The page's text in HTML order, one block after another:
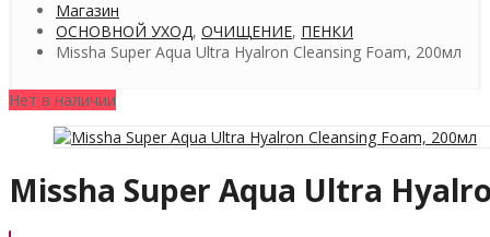
Магазин
ОСНОВНОЙ УХОД, ОЧИЩЕНИЕ, ПЕНКИ
Missha Super Aqua Ultra Hyalron Cleansing Foam, 200мл
Нет в наличии
Missha Super Aqua Ultra